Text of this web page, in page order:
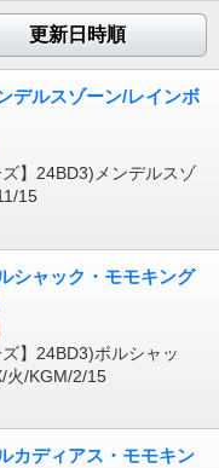
更新日時順
デルスゾーン/レインボ
ズ】24BD3)メンデルスゾ
15
シャック・モモキング
ズ】24BD3)ボルシャッ
火/KGM/2/15
カディアス・モモキン